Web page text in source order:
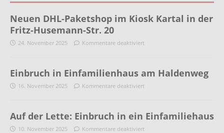
Neuen DHL-Paketshop im Kiosk Kartal in der
Fritz-Husemann-Str. 20
24. November 2025 Kommentare deaktiviert
Einbruch in Einfamilienhaus am Haldenweg
16. November 2025 Kommentare deaktiviert
Auf der Lette: Einbruch in ein Einfamiliehaus
10. November 2025 Kommentare deaktiviert